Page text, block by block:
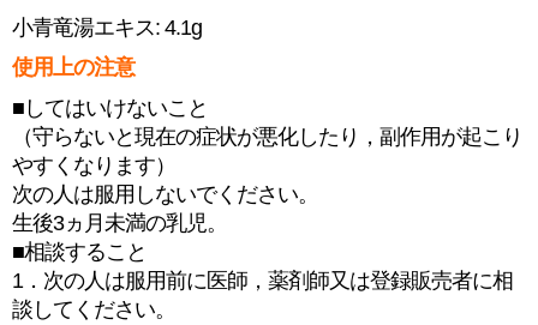
小青竜湯エキス: 4.1g
使用上の注意
■してはいけないこと
（守らないと現在の症状が悪化したり，副作用が起こり
やすくなります）
次の人は服用しないでください。
生後3ヵ月未満の乳児。
■相談すること
1．次の人は服用前に医師，薬剤師又は登録販売者に相
談してください。